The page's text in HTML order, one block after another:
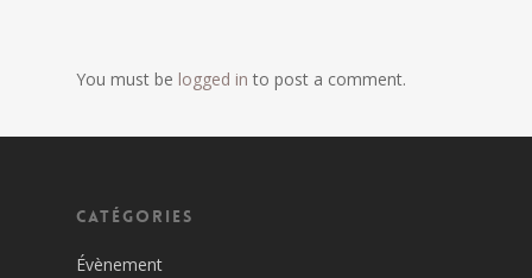
You must be logged in to post a comment.
Catégories
Évènement